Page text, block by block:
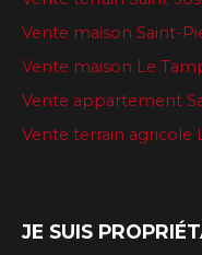
Vente maison Saint-
Vente maison Le
Vente appartement
Vente terrain agricole
JE SUIS